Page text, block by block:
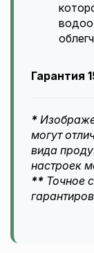
Гарантия
*
могут
вида
настроек
** Точное